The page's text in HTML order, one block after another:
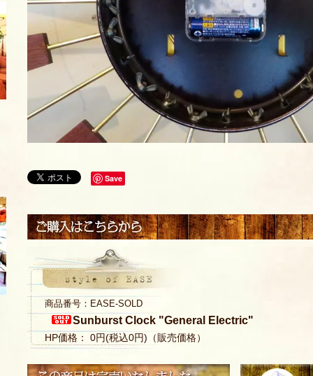
Save
商品番号：EASE-SOLD
Sunburst Clock "General Electric"
HP価格： 0円(税込0円)（販売価格）